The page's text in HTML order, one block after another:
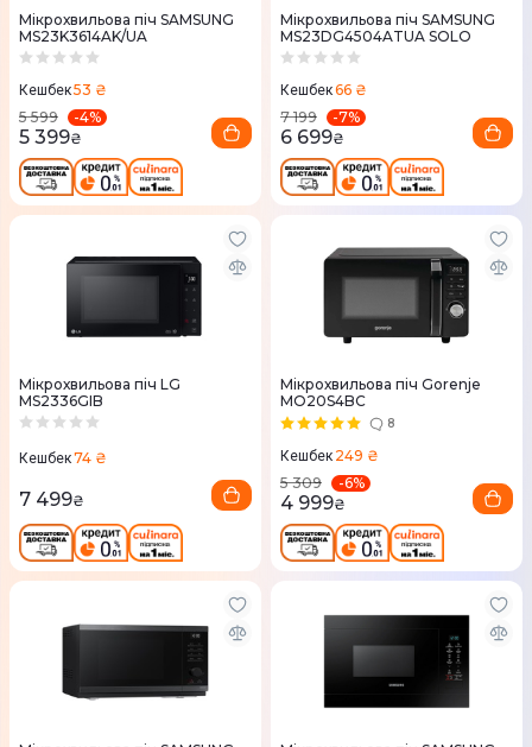
Мікрохвильова піч SAMSUNG
MS23K3614AK/UA
Кешбек53 ₴
5 599
-4%
5 399₴
Мікрохвильова піч SAMSUNG
MS23DG4504ATUA SOLO
Кешбек66 ₴
7 199
-7%
6 699₴
Мікрохвильова піч LG
MS2336GIB
Кешбек74 ₴
7 499₴
Мікрохвильова піч Gorenje
MO20S4BC
8
Кешбек 249 ₴
5 309
-6%
4 999₴